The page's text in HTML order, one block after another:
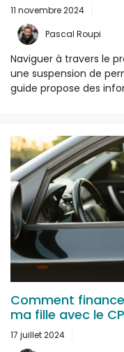
11 novembre 2024
Pascal Roupi
Naviguer à travers le
une suspension de
guide propose des
Comment
ma fille avec le
17 juillet 2024